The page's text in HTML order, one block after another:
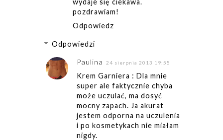
pozdrawiam!
Odpowiedz
Odpowiedzi
Paulina 24 sierpnia 2013 19:55
Krem Garniera : Dla mnie
super ale faktycznie chyba
może uczulać, ma dosyć
mocny zapach. Ja akurat
jestem odporna na uczulenia
i po kosmetykach nie miałam
nigdy.